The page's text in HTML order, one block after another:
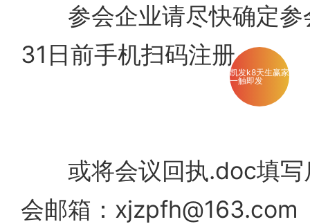
参会企业请尽快确定参
31日前手机扫码注册
或将会议回执.doc填写
会邮箱： xjzpfh@163.com
凯发k8天生赢家
一触即发